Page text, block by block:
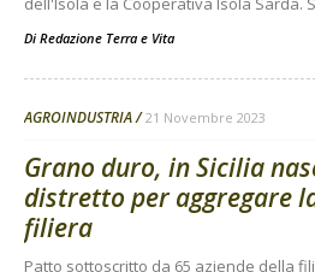
Di Redazione Terra e Vita
AGROINDUSTRIA 21 Novembre 2023
Grano duro, in Sicilia
distretto per aggregare
filiera
Patto sottoscritto da 65 aziende della